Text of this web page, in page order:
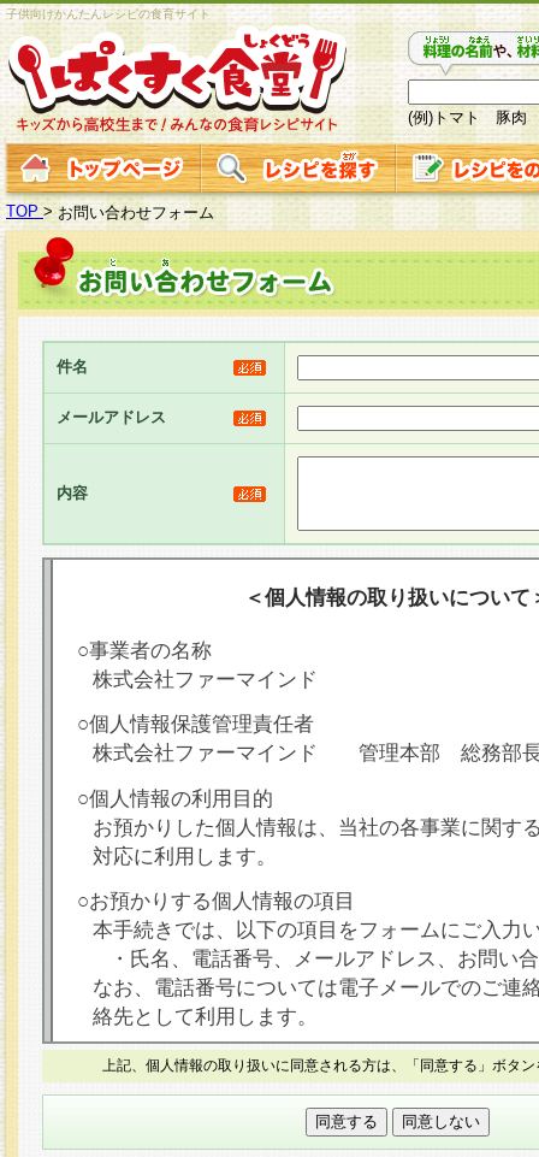
子供向けかんたんレシピの食育サイト
(例)トマト 豚肉
TOP > お問い合わせフォーム
件名
メールアドレス
内容
＜個人情報の取り扱いについて
○事業者の名称
株式会社ファーマインド
○個人情報保護管理責任者
株式会社ファーマインド 管理本部 総務部
○個人情報の利用目的
お預かりした個人情報は、当社の各事業に関す
対応に利用します。
○お預かりする個人情報の項目
本手続きでは、以下の項目をフォームにご入力
・氏名、電話番号、メールアドレス、お問い
なお、電話番号については電子メールでのご連
絡先として利用します。
○本人が容易に認識できない方法による個人情報
本フォームでは、セッション管理のためCookie
○個人情報の第三者提供について
上記、個人情報の取り扱いに同意される方は、「同意する」ボタ